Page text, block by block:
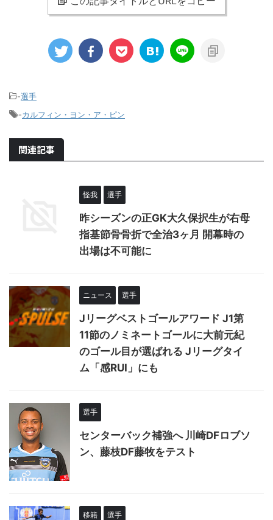
-選手
-カルフィン・ヨン・ア・ピン
関連記事
怪我 選手
昨シーズンの正GK大久保択生が右母
指基節骨骨折で全治3ヶ月 開幕時の
出場は不可能に
ニュース 選手
Jリーグベストゴールアワード J1第
11節のノミネートゴールに大前元紀
のゴール目が選ばれる Jリーグタイ
ム「感RUI」にも
選手
センターバック補強へ 川崎DFロブソ
ン、藤枝DF藤牧をテスト
移籍 選手